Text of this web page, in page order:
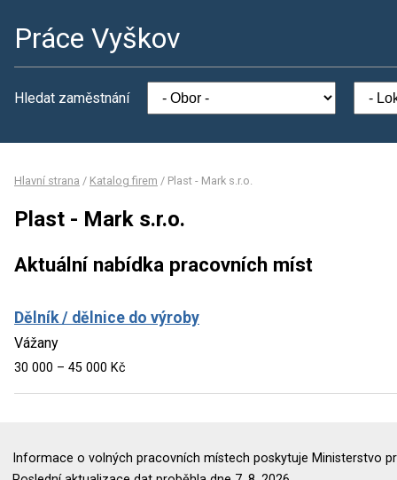
Práce Vyškov
Hledat zaměstnání
Hlavní strana / Katalog firem / Plast - Mark s.r.o.
Plast - Mark s.r.o.
Aktuální nabídka pracovních míst
Dělník / dělnice do výroby
Vážany
30 000 – 45 000 Kč
Informace o volných pracovních místech poskytuje Ministerstvo